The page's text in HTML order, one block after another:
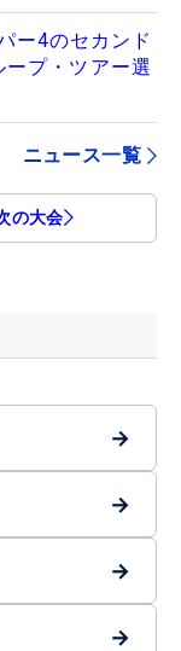
ー4のセカンド
ープ・ツアー選
ニュース一覧
の大会
→
→
→
→